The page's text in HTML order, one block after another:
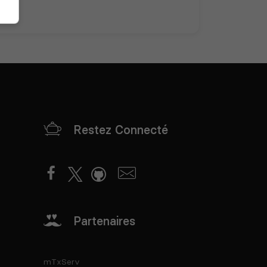
Restez Connecté
Partenaires
mTxServ